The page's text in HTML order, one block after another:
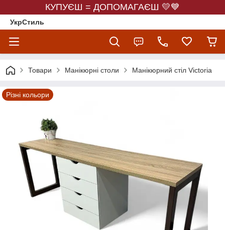
КУПУЄШ = ДОПОМАГАЄШ 💛💙
УкрСтиль
Товари Манікюрні столи Манікюрний стіл Victoria
Різні кольори